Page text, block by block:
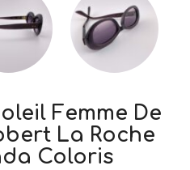
Femme De
La Roche
Coloris